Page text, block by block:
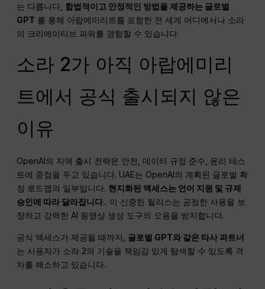
는 다릅니다, 합법적이고 안정적인 방법을 제공하는 글로벌
GPT 를 통해 아랍에미리트를 포함한 전 세계 어디에서나 소라
의 크리에이티브 파워를 경험할 수 있습니다.
소라 2가 아직 아랍에미리
트에서 공식 출시되지 않은
이유
OpenAI의 지역 출시 전략은 안전, 데이터 규정 준수, 윤리 테스
트에 중점을 두고 있습니다. UAE는 OpenAI의 계획된 글로벌 확
장 로드맵의 일부입니다. 현지화된 액세스는 언어 지원 및 규제
승인에 따라 달라집니다.. 이 신중한 릴리스는 공정한 사용을 보
장하고 강력한 AI 동영상 생성 도구의 오용을 방지합니다.
공식 액세스가 제공될 때까지, 글로벌 GPT와 같은 타사 파트너
는 사용자가 소라 2의 기술을 책임감 있게 탐색할 수 있도록 격
차를 해소하고 있습니다.